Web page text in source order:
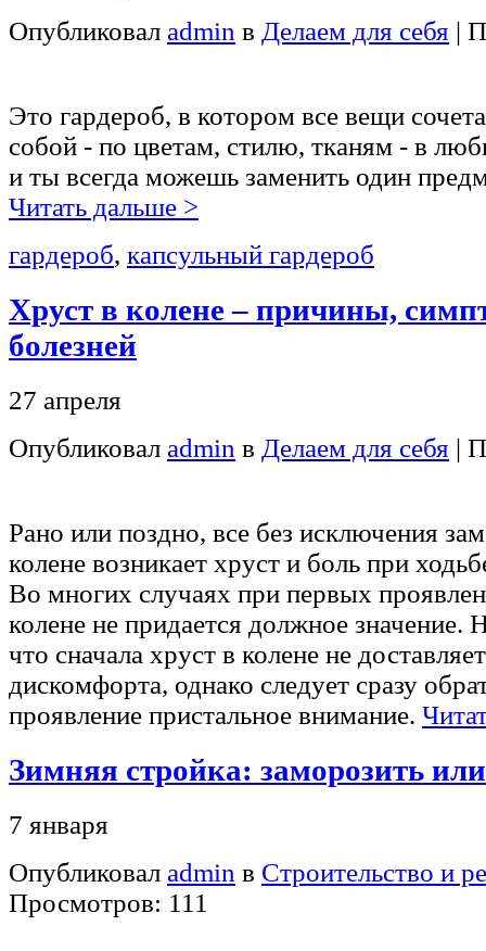
Опубликовал admin в Делаем для себя |
Это гардероб, в котором все вещи
собой - по цветам, стилю, тканям - в
и ты всегда можешь заменить один
Читать дальше >
гардероб, капсульный гардероб
Хруст в колене – причины,
болезней
27 апреля
Опубликовал admin в Делаем для себя |
Рано или поздно, все без исключения
колене возникает хруст и боль при
Во многих случаях при первых
колене не придается должное значение.
что сначала хруст в колене не
дискомфорта, однако следует сразу
проявление пристальное внимание.
Зимняя стройка: заморозить
7 января
Опубликовал admin в Строительство и
Просмотров: 111